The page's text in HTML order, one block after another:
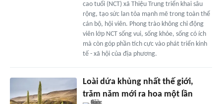
cao tuổi (NCT) xã Thiệu Trung triển khai sâu
rộng, tạo sức lan tỏa mạnh mẽ trong toàn thể
cán bộ, hội viên. Phong trào không chỉ động
viên lớp NCT sống vui, sống khỏe, sống có ích
mà còn góp phần tích cực vào phát triển kinh
tế - xã hội của địa phương.
Loài dứa khủng nhất thế giới,
trăm năm mới ra hoa một lần